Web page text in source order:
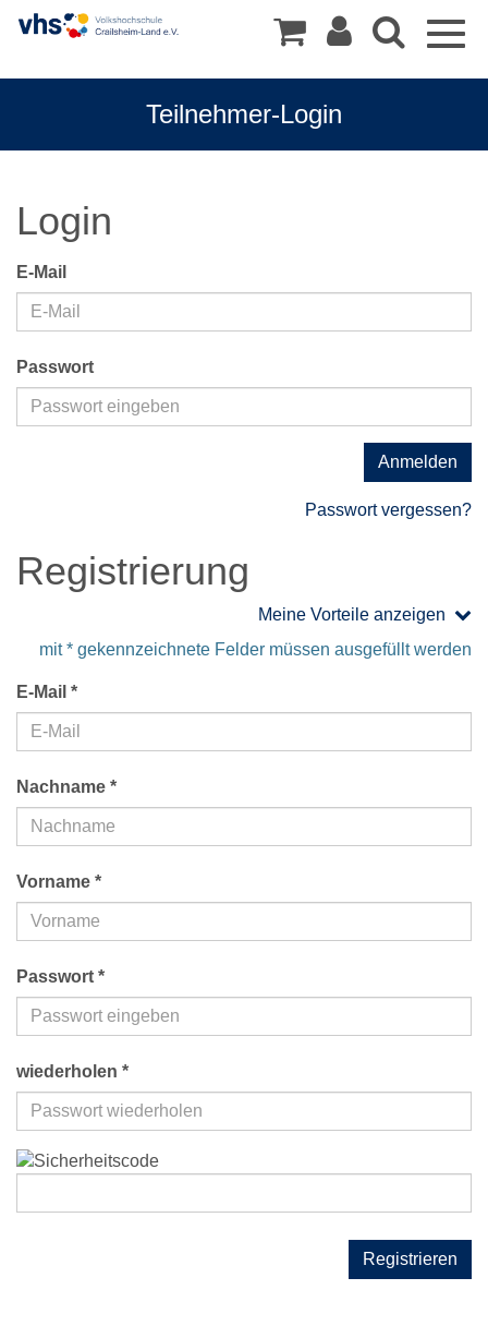
Teilnehmer-Login
Login
E-Mail
Passwort
Anmelden
Passwort vergessen?
Registrierung
Meine Vorteile anzeigen
mit * gekennzeichnete Felder müssen ausgefüllt werden
E-Mail *
Nachname *
Vorname *
Passwort *
wiederholen *
Registrieren